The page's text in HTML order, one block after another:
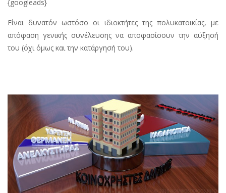
{googleads}
Είναι δυνατόν ωστόσο οι ιδιοκτήτες της πολυκατοικίας, με
απόφαση γενικής συνέλευσης να αποφασίσουν την αύξησή
του (όχι όμως και την κατάργησή του).